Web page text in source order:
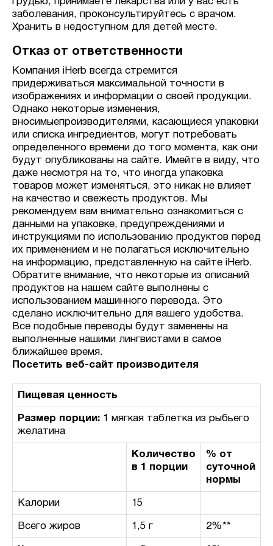
заболевания, проконсультируйтесь с врачом.
Хранить в недоступном для детей месте.
Отказ от ответственности
Компания iHerb всегда стремится
придерживаться максимальной точности в
изображениях и информации о своей продукции.
Однако некоторые изменения,
вносимыепроизводителями, касающиеся упаковки
или списка ингредиентов, могут потребовать
определенного времени до того момента, как они
будут опубликованы на сайте. Имейте в виду, что
даже несмотря на то, что иногда упаковка
товаров может изменяться, это никак не влияет
на качество и свежесть продуктов. Мы
рекомендуем вам внимательно ознакомиться с
данными на упаковке, предупреждениями и
инструкциями по использованию продуктов перед
их применением и не полагаться исключительно
на информацию, представленную на сайте iHerb.
Обратите внимание, что некоторые из описаний
продуктов на нашем сайте выполнены с
использованием машинного перевода. Это
сделано исключительно для вашего удобства.
Все подобные переводы будут заменены на
выполненные нашими лингвистами в самое
ближайшее время.
Посетить веб-сайт производителя
Пищевая ценность
Размер порции: 1 мягкая таблетка из рыбьего
желатина
Количество
в 1 порции
% от
суточной
нормы
Калории 15
Всего жиров 1,5 г 2%**